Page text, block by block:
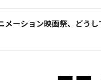
メーション映画祭、ど